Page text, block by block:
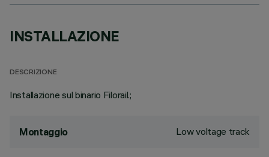
INSTALLAZIONE
DESCRIZIONE
Installazione sul binario Filorail.;
Montaggio Low voltage track